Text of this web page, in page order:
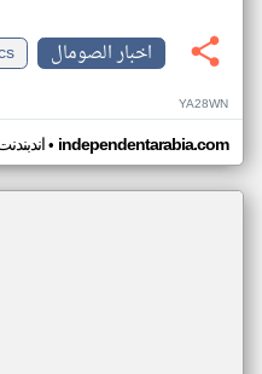
اخبار الصومال
YA28WN
• independentarabia.com